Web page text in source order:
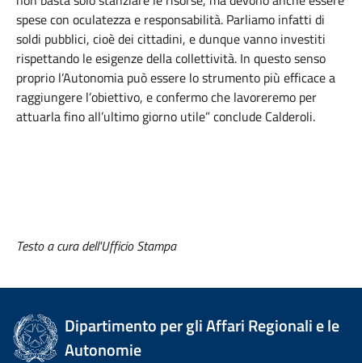
spese con oculatezza e responsabilità. Parliamo infatti di
soldi pubblici, cioè dei cittadini, e dunque vanno investiti
rispettando le esigenze della collettività. In questo senso
proprio l’Autonomia può essere lo strumento più efficace a
raggiungere l’obiettivo, e confermo che lavoreremo per
attuarla fino all’ultimo giorno utile” conclude Calderoli.
Testo a cura dell'Ufficio Stampa
Dipartimento per gli Affari Regionali e le
Autonomie